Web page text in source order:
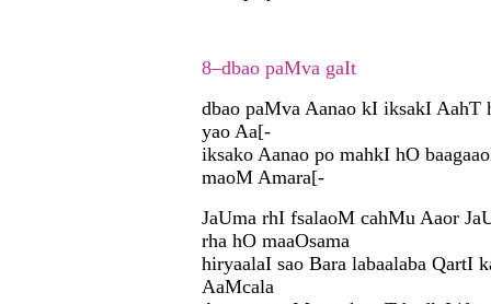
8–dbao paMva gaIt
dbao paMva Aanao kI iksakI AahT
yao Aa[-
iksako Aanao po mahkI hO
maoM Amara[-
JaUma rhI fsalaoM cahMu Aaor
rha hO maaOsama
hiryaalaI sao Bara labaalaba QartI
AaMcala